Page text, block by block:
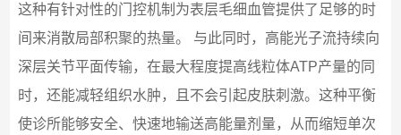
这种有针对性的门控机制为表层毛细血管提供了足够的时
间来消散局部积聚的热量。 与此同时，高能光子流持续向
深层关节平面传输，在最大程度提高线粒体ATP产量的同
时，还能减轻组织水肿，且不会引起皮肤刺激。这种平衡
使诊所能够安全、快速地输送高能量剂量，从而缩短单次